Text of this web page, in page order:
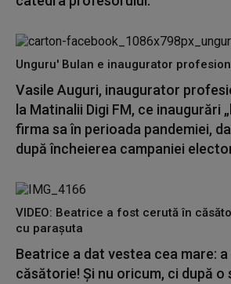
Unguru' Bulan e inaugurator
Vasile Auguri, inaugurator
la Matinalii Digi FM, ce inaugurări
firma sa în perioada pandemiei,
după încheierea campaniei
VIDEO: Beatrice a fost cerută în
cu parașuta
Beatrice a dat vestea cea mare:
căsătorie! Și nu oricum, ci după o